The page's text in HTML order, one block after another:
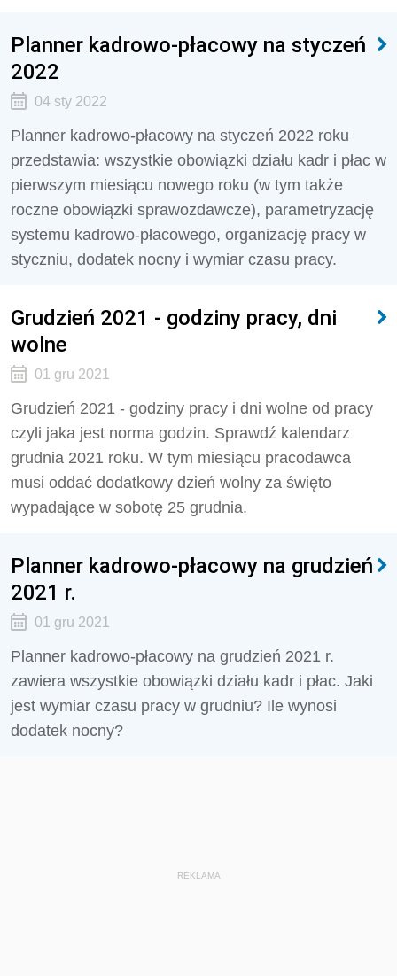
Planner kadrowo-płacowy na styczeń
2022
04 sty 2022
Planner kadrowo-płacowy na styczeń 2022 roku
przedstawia: wszystkie obowiązki działu kadr i płac w
pierwszym miesiącu nowego roku (w tym także
roczne obowiązki sprawozdawcze), parametryzację
systemu kadrowo-płacowego, organizację pracy w
styczniu, dodatek nocny i wymiar czasu pracy.
Grudzień 2021 - godziny pracy, dni
wolne
01 gru 2021
Grudzień 2021 - godziny pracy i dni wolne od pracy
czyli jaka jest norma godzin. Sprawdź kalendarz
grudnia 2021 roku. W tym miesiącu pracodawca
musi oddać dodatkowy dzień wolny za święto
wypadające w sobotę 25 grudnia.
Planner kadrowo-płacowy na grudzień
2021 r.
01 gru 2021
Planner kadrowo-płacowy na grudzień 2021 r.
zawiera wszystkie obowiązki działu kadr i płac. Jaki
jest wymiar czasu pracy w grudniu? Ile wynosi
dodatek nocny?
REKLAMA